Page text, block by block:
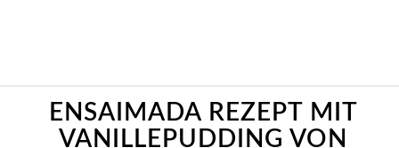
ENSAIMADA REZEPT MIT
VANILLEPUDDING VON